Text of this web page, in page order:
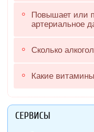
Повышает или
артериальное
Сколько
Какие
СЕРВИСЫ